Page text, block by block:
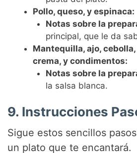
Pollo, queso, y espinaca:
Notas sobre la
principal, que le da
Mantequilla, ajo,
crema, y condimentos:
Notas sobre la
la salsa blanca.
9. Instrucciones
Sigue estos sencillos
un plato que te encantará.